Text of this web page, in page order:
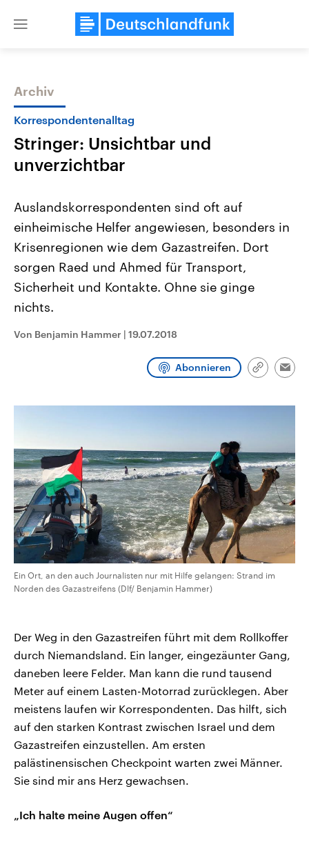
Close
Themen
Landtagswahl Sachsen-Anhalt
2026
Alle Informationen
Sachsen-Anhalt wählt am 6.
September 2026 einen neuen
Landtag. Seit 2021 wird das
Bundesland von einer Koalition aus
Umfragen, Prognosen,
Wahlprogramme, aktuelle Berichte
und Kandidaten der anstehenden
Aktuelle Beiträge,
Hintergründe
Wirtschaftlich und
gehören die Vereinigten
den mächtigsten Ländern
Archiv
Korrespondentenalltag
Stringer: Unsichtbar und
unverzichtbar
Auslandskorrespondenten sind oft auf
einheimische Helfer angewiesen, besonders in
Krisenregionen wie dem Gazastreifen. Dort
sorgen Raed und Ahmed für Transport,
Sicherheit und Kontakte. Ohne sie ginge
nichts.
Von Benjamin Hammer | 19.07.2018
Abonnieren
Link
Ein Ort, an den auch Journalisten nur mit Hilfe gelangen: Strand im
Norden des Gazastreifens (Dlf/ Benjamin Hammer)
Der Weg in den Gazastreifen führt mit dem Rollkoffer
durch Niemandsland. Ein langer, eingezäunter Gang,
daneben leere Felder. Man kann die rund tausend
Meter auf einem Lasten-Motorrad zurücklegen. Aber
meistens laufen wir Korrespondenten. Das hilft, sich
auf den starken Kontrast zwischen Israel und dem
Gazastreifen einzustellen. Am ersten
palästinensischen Checkpoint warten zwei Männer.
Sie sind mir ans Herz gewachsen.
„Ich halte meine Augen offen“